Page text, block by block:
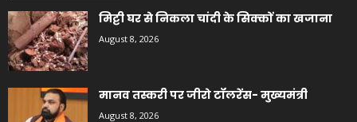
मिट्टी घर से निकला चांदी के सिक्कों का खजाना
August 8, 2026
मानव तस्करी पर जीरो टॉलरेंस- मुख्यमंत्री
August 8, 2026